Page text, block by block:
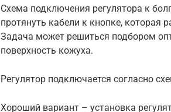
Схема подключения регулятора к
протянуть кабели к кнопке, которая
Задача может решиться подбором
поверхность кожуха.
Регулятор подключается согласно
Хороший вариант – установка